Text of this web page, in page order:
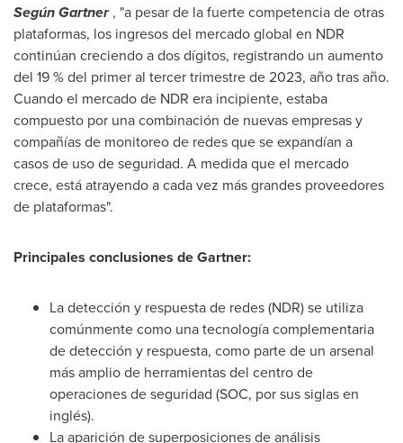
Según Gartner , "a pesar de la fuerte competencia de otras
plataformas, los ingresos del mercado global en NDR
continúan creciendo a dos dígitos, registrando un aumento
del 19 % del primer al tercer trimestre de 2023, año tras año.
Cuando el mercado de NDR era incipiente, estaba
compuesto por una combinación de nuevas empresas y
compañías de monitoreo de redes que se expandían a
casos de uso de seguridad. A medida que el mercado
crece, está atrayendo a cada vez más grandes proveedores
de plataformas".
Principales conclusiones de Gartner:
La detección y respuesta de redes (NDR) se utiliza
comúnmente como una tecnología complementaria
de detección y respuesta, como parte de un arsenal
más amplio de herramientas del centro de
operaciones de seguridad (SOC, por sus siglas en
inglés).
La aparición de superposiciones de análisis